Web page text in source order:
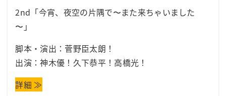
2nd「今宵、夜空の片隅で〜また来ちゃいました
〜」
脚本・演出：菅野臣太朗！
出演：神木優！久下恭平！高橋光！
詳細 ≫